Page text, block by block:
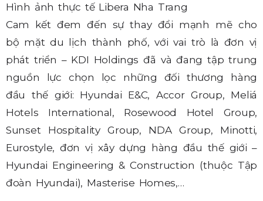
Hình ảnh thực tế Libera Nha Trang
Cam kết đem đến sự thay đổi mạnh mẽ cho
bộ mặt du lịch thành phố, với vai trò là đơn vị
phát triển – KDI Holdings đã và đang tập trung
nguồn lực chọn lọc những đối thương hàng
đầu thế giới: Hyundai E&C, Accor Group, Meliá
Hotels International, Rosewood Hotel Group,
Sunset Hospitality Group, NDA Group, Minotti,
Eurostyle, đơn vị xây dựng hàng đầu thế giới –
Hyundai Engineering & Construction (thuộc Tập
đoàn Hyundai), Masterise Homes,…